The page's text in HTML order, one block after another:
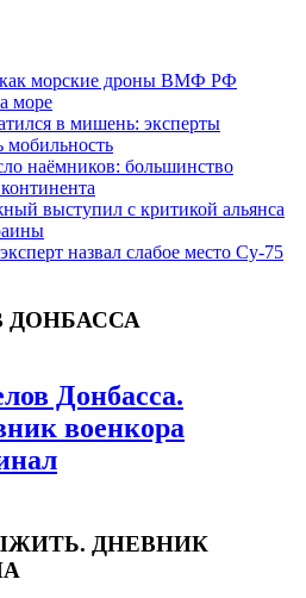
как морские дроны ВМФ РФ
море
в мишень: эксперты
мобильность
наёмников: большинство
выступил с критикой альянса
назвал слабое место Су-75
ДОНБАССА
Донбасса.
военкора
ДНЕВНИК